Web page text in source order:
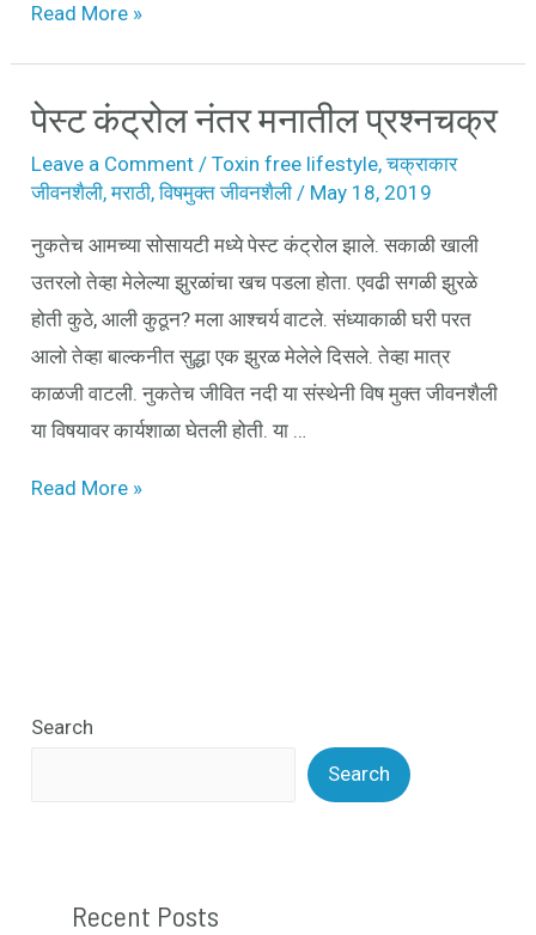
Read More »
पेस्ट कंट्रोल नंतर मनातील प्रश्नचक्र
Leave a Comment /Toxin free lifestyle,चक्राकार
जीवनशैली,मराठी,विषमुक्त जीवनशैली / May 18, 2019
नुकतेच आमच्या सोसायटी मध्ये पेस्ट कंट्रोल झाले. सकाळी खाली
उतरलो तेव्हा मेलेल्या झुरळांचा खच पडला होता. एवढी सगळी झुरळे
होती कुठे, आली कुठून? मला आश्चर्य वाटले. संध्याकाळी घरी परत
आलो तेव्हा बाल्कनीत सुद्धा एक झुरळ मेलेले दिसले. तेव्हा मात्र
काळजी वाटली. नुकतेच जीवित नदी या संस्थेनी विष मुक्त जीवनशैली
या विषयावर कार्यशाळा घेतली होती. या …
पेस्ट
नंतर
प्रश्नचक्र
Read More »
Search
Search
Recent Posts